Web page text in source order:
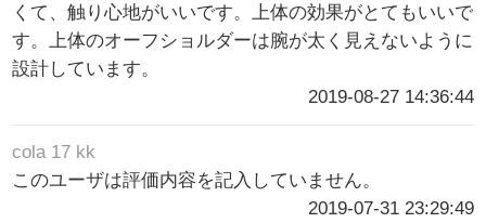
くて、触り心地がいいです。上体の効果がとてもいいで
す。上体のオーフショルダーは腕が太く見えないように
設計しています。
2019-08-27 14:36:44
cola 17 kk
このユーザは評価内容を記入していません。
2019-07-31 23:29:49